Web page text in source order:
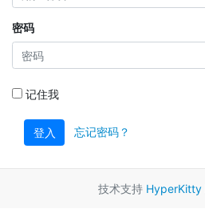
密码
记住我
登入 忘记密码？
技术支持 HyperKitty